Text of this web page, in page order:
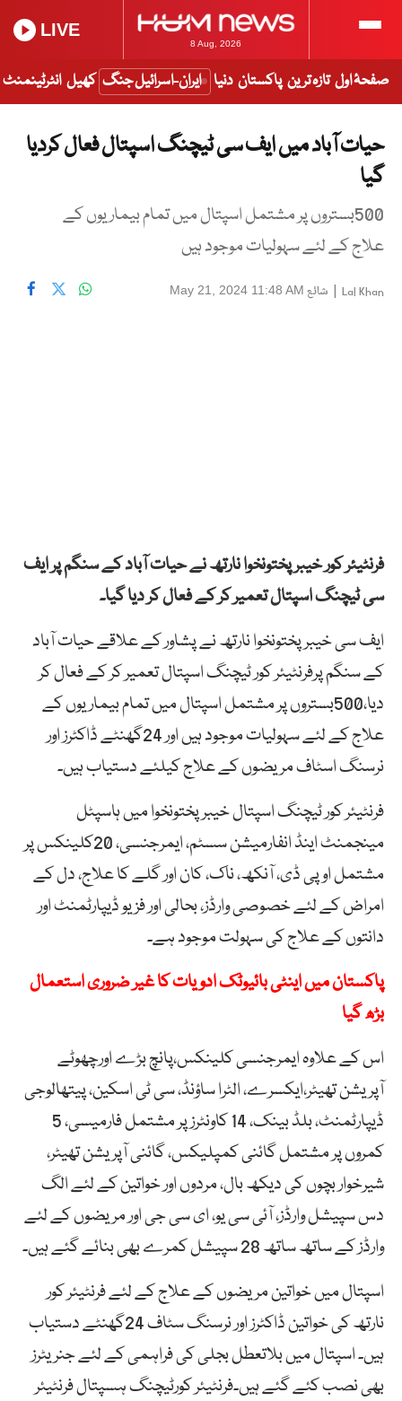
8 Aug, 2026
LIVE
صفحۂ اول تازہ ترین پاکستان دنیا ایران-اسرائیل جنگ کھیل انٹرٹینمنٹ
حیات آباد میں ایف سی ٹیچنگ اسپتال فعال کردیا
گیا
500بستروں پر مشتمل اسپتال میں تمام بیماریوں کے
علاج کے لئے سہولیات موجود ہیں
Lal Khan
| شائع May 21, 2024 11:48 AM
فرنٹیئر کور خیبرپختونخوا نارتھ نے حیات آباد کے سنگم پر ایف
سی ٹیچنگ اسپتال تعمیر کر کے فعال کر دیا گیا۔
ایف سی خیبرپختونخوا نارتھ نے پشاور کے علاقے حیات آباد
کے سنگم پرفرنٹیئر کور ٹیچنگ اسپتال تعمیر کر کے فعال کر
دیا،500بستروں پر مشتمل اسپتال میں تمام بیماریوں کے
علاج کے لئے سہولیات موجود ہیں اور 24گھنٹے ڈاکٹرز اور
نرسنگ اسٹاف مریضوں کے علاج کیلئے دستیاب ہیں۔
فرنٹیئر کور ٹیچنگ اسپتال خیبرپختونخوا میں ہاسپٹل
مینجمنٹ اینڈ انفارمیشن سسٹم، ایمرجنسی، 20کلینکس پر
مشتمل او پی ڈی، آنکھ، ناک، کان اور گلے کا علاج، دل کے
امراض کے لئے خصوصی وارڈز، بحالی اور فزیو ڈیپارٹمنٹ اور
دانتوں کے علاج کی سہولت موجود ہے۔
پاکستان میں اینٹی بائیوٹک ادویات کا غیر ضروری استعمال
بڑھ گیا
اس کے علاوہ ایمرجنسی کلینکس،پانچ بڑے اورچھوٹے
آپریشن تھیٹر،ایکسرے، الٹرا ساؤنڈ، سی ٹی اسکین، پیتھالوجی
ڈیپارٹمنٹ، بلڈ بینک، 14 کاونٹرز پر مشتمل فارمیسی، 5
کمروں پر مشتمل گائنی کمپلیکس، گائنی آپریشن تھیٹر،
شیرخوار بچوں کی دیکھ بال، مردوں اور خواتین کے لئے الگ
دس سپیشل وارڈز، آئی سی یو، ای سی جی اور مریضوں کے لئے
وارڈز کے ساتھ ساتھ 28 سپیشل کمرے بھی بنائے گئے ہیں۔
اسپتال میں خواتین مریضوں کے علاج کے لئے فرنٹیئر کور
نارتھ کی خواتین ڈاکٹرز اور نرسنگ سٹاف 24گھنٹے دستیاب
ہیں۔ اسپتال میں بلاتعطل بجلی کی فراہمی کے لئے جنریٹرز
بھی نصب کئے گئے ہیں۔فرنٹیئر کورٹیچنگ ہسپتال فرنٹیئر